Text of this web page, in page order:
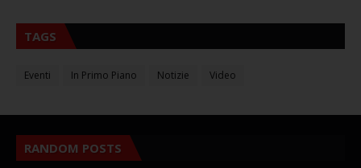
TAGS
Eventi In Primo Piano Notizie Video
RANDOM POSTS